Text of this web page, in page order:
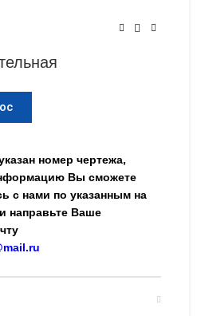
номер чертежа,
Вы сможете
с нами по указанным на
направьте Ваше